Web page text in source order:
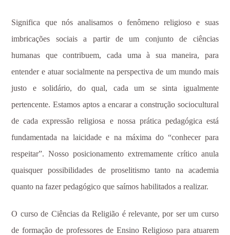
Significa que nós analisamos o fenômeno religioso e suas
imbricações sociais a partir de um conjunto de ciências
humanas que contribuem, cada uma à sua maneira, para
entender e atuar socialmente na perspectiva de um mundo mais
justo e solidário, do qual, cada um se sinta igualmente
pertencente. Estamos aptos a encarar a construção sociocultural
de cada expressão religiosa e nossa prática pedagógica está
fundamentada na laicidade e na máxima do “conhecer para
respeitar”. Nosso posicionamento extremamente crítico anula
quaisquer possibilidades de proselitismo tanto na academia
quanto na fazer pedagógico que saímos habilitados a realizar.
O curso de Ciências da Religião é relevante, por ser um curso
de formação de professores de Ensino Religioso para atuarem